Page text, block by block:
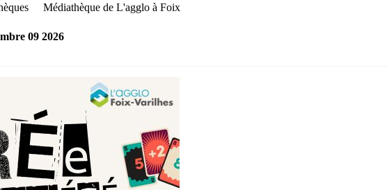
Médiathèque de L'agglo à Foix
09 2026